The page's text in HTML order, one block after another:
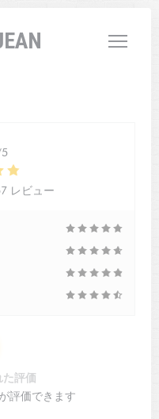
レビュー
た評価
評価できます